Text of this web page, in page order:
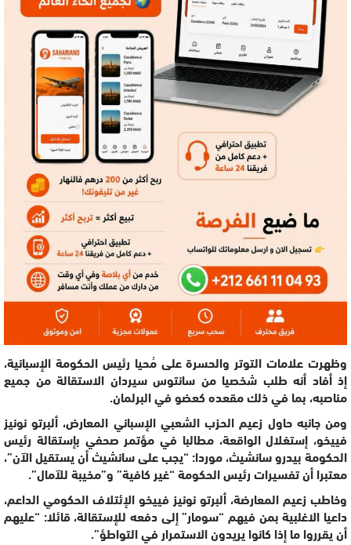
وظهرت علامات التوتر والحسرة على مُحيا رئيس الحكومة الإسبانية،
إذ أفاد أنه طلب شخصيا من سانتوس سيردان الاستقالة من جميع
مناصبه، بما في ذلك مقعده كعضو في البرلمان.
ومن جانبه حاول زعيم الحزب الشعبي الإسباني المعارض، ألبرتو نونيز
فييخو، إستغلال الواقعة، مطالبا في مؤتمر صحفي بإستقالة رئيس
الحكومة بيدرو سانشيث، موردا: “يجب على سانشيث أن يستقيل الآن”،
معتبرا أن تفسيرات رئيس الحكومة “غير كافية” و”مخيبة للآمال”.
وخاطب زعيم المعارضة، ألبرتو نونيز فييخو الإئتلاف الحكومي الداعم،
داعيا الاغلبية بمن فيهم “سومار” إلى دفعه للإستقالة، قائلا: “عليهم
أن يقرروا ما إذا كانوا يريدون الاستمرار في التواطؤ”.